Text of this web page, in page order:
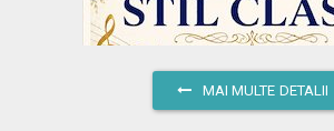
MAI MULTE DETALII